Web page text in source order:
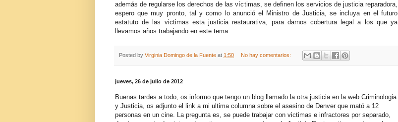
además de regularse los derechos de las víctimas, se definen los servicios de justicia reparadora,
espero que muy pronto, tal y como lo anunció el Ministro de Justicia, se incluya en el futuro
estatuto de las victimas esta justicia restaurativa, para darnos cobertura legal a los que ya
llevamos años trabajando en este tema.
Posted by Virginia Domingo de la Fuente at 1:50 No hay comentarios:
jueves, 26 de julio de 2012
Buenas tardes a todo, os informo que tengo un blog llamado la otra justicia en la web Criminologia
y Justicia, os adjunto el link a mi ultima columna sobre el asesino de Denver que mató a 12
personas en un cine. La pregunta es, se puede trabajar con victimas e infractores por separado,